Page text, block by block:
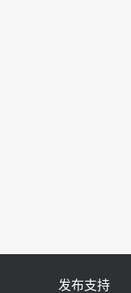
发布支持